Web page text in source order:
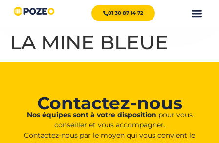
01 30 87 14 72
LA MINE BLEUE
Contactez-nous
Nos équipes sont à votre disposition pour vous
conseiller et vous accompagner.
Contactez-nous par le moyen qui vous convient le